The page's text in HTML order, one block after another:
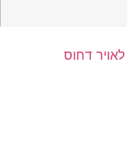
דחוס